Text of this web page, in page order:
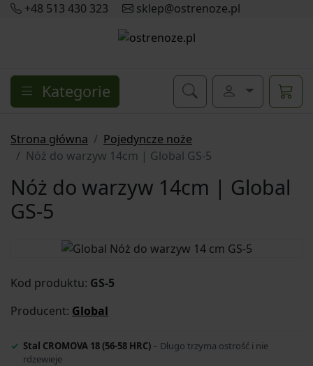
+48 513 430 323 sklep@ostrenoze.pl
Kategorie
Strona główna
Pojedyncze noże
Nóż do warzyw 14cm | Global GS-5
Nóż do warzyw 14cm | Global
GS-5
Kod produktu: GS-5
Producent: Global
Stal CROMOVA 18 (56-58 HRC) – Długo trzyma ostrość i nie
rdzewieje